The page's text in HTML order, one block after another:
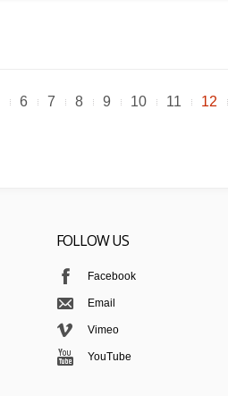
6 7 8 9 10 11 12
FOLLOW US
Facebook
Email
Vimeo
YouTube